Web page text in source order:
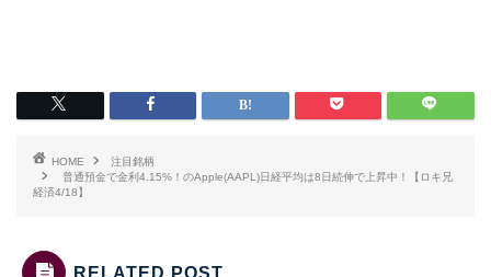
HOME
注目銘柄
普通預金で金利4.15%！のApple(AAPL)日経平均は8日続伸で上昇中！【ロキ兄
経済4/18】
RELATED POST